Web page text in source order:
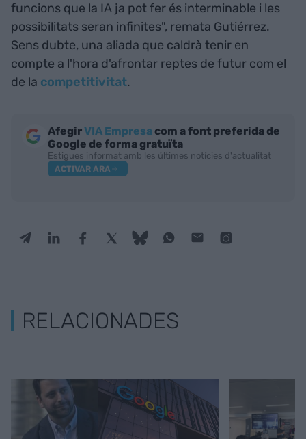
funcions que la IA ja pot fer és interminable i les
possibilitats seran infinites", remata Gutiérrez.
Sens dubte, una aliada que caldrà tenir en
compte a l'hora d'afrontar reptes de futur com el
de la competitivitat.
AfegirVIA Empresa com a font preferida de
Google de forma gratuïta
Estigues informat amb les últimes notícies d'actualitat
ACTIVAR ARA
RELACIONADES